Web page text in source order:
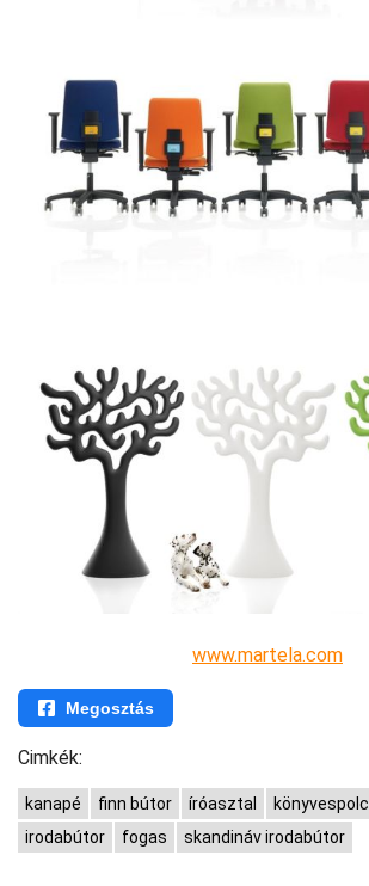
www.martela.com
Megosztás
Cimkék:
kanapé finn bútor íróasztal könyvespolc
irodabútor
fogas skandináv irodabútor